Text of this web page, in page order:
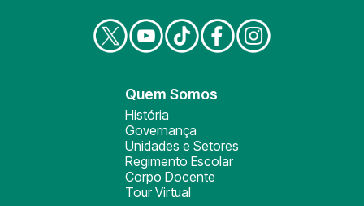
Quem Somos
História
Governança
Unidades e Setores
Regimento Escolar
Corpo Docente
Tour Virtual